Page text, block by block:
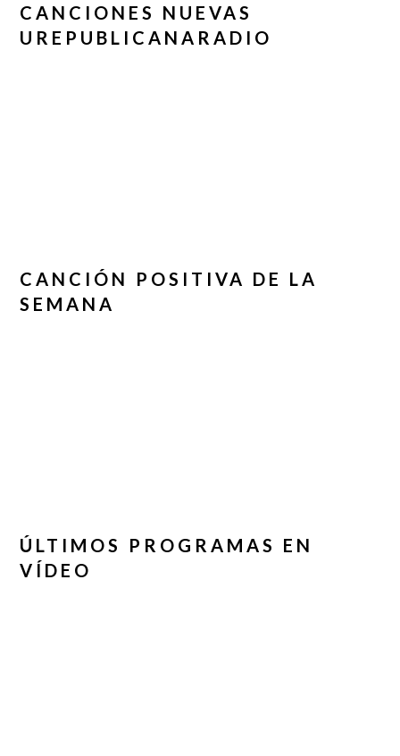
CANCIONES NUEVAS
UREPUBLICANARADIO
CANCIÓN POSITIVA DE LA
SEMANA
ÚLTIMOS PROGRAMAS EN
VÍDEO